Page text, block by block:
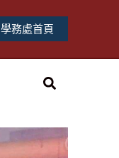
學務處首頁
搜